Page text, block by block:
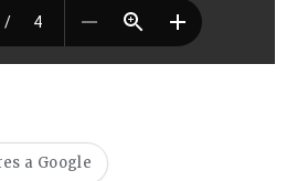
a Google